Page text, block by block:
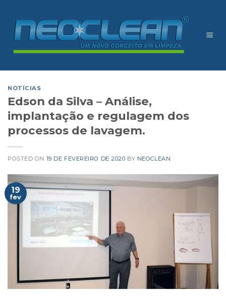
content
NOTÍCIAS
Edson da Silva – Análise,
implantação e regulagem dos
processos de lavagem.
POSTED ON 19 DE FEVEREIRO DE 2020 BY NEOCLEAN
19
fev